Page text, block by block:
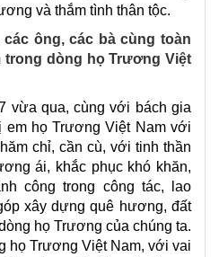
và thắm tình thân tộc.
ông, các bà cùng toàn
trong dòng họ Trương Việt
qua, cùng với bách gia
em họ Trương Việt Nam với
chỉ, cần cù, với tinh thần
ái, khắc phục khó khăn,
công trong công tác, lao
xây dựng quê hương, đất
họ Trương của chúng ta.
họ Trương Việt Nam, với vai